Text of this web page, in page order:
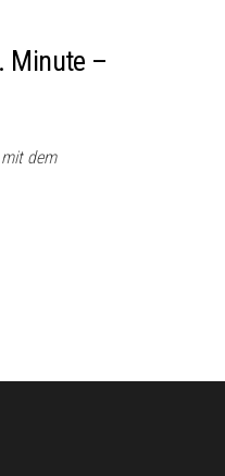
Minute –
dem